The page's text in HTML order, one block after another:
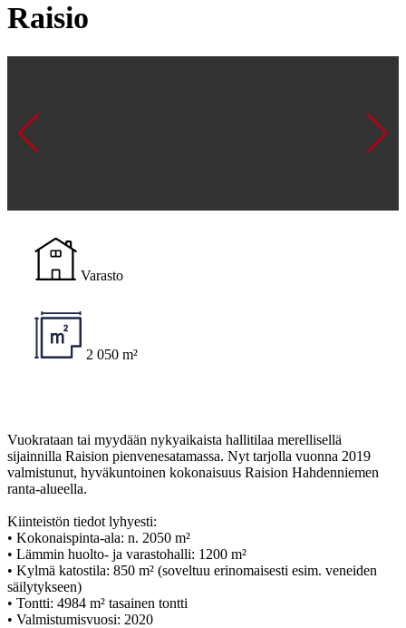
Raisio
Varasto
2 050 m²
Vuokrataan tai myydään nykyaikaista hallitilaa merellisellä
sijainnilla Raision pienvenesatamassa. Nyt tarjolla vuonna 2019
valmistunut, hyväkuntoinen kokonaisuus Raision Hahdenniemen
ranta-alueella.
Kiinteistön tiedot lyhyesti:
• Kokonaispinta-ala: n. 2050 m²
• Lämmin huolto- ja varastohalli: 1200 m²
• Kylmä katostila: 850 m² (soveltuu erinomaisesti esim. veneiden
säilytykseen)
• Tontti: 4984 m² tasainen tontti
• Valmistumisvuosi: 2020